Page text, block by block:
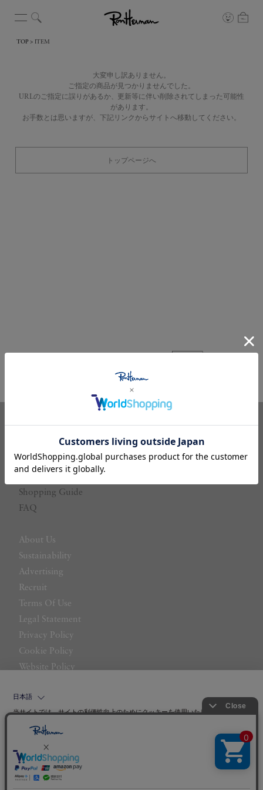
TOP ITEM
大変申し訳ありません。
ご指定の商品が見つかりませんでした。
URLのご指定に誤りがあるか、更新等に伴い削除されてしまった可能性
があります。
お手数とは思いますが、下記リンクからサイトへ移動してください。
トップページへ
Our Brand
Ron Herman MEMBERS
Shopping Guide
FAQ
About Us
Sustainability
Advertising
Recruit
Terms Of Use
Legal Statement
Privacy Policy
Cookie Policy
Website Policy
©LITTLE LEAGUE INC.
日本語
当サイトでは、サイトの利便性向上のためにクッキーを使用いたします。ボタン
ーの使用に同意したことになります。クッキーを通じて収集する情報には「お客
クッキーポリシ
ー
をご確認ください。